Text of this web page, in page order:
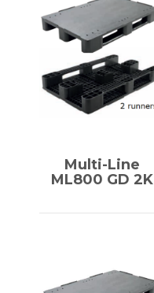
Multi-Line
ML800 GD 2K